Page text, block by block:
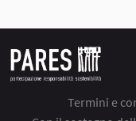
Termini e